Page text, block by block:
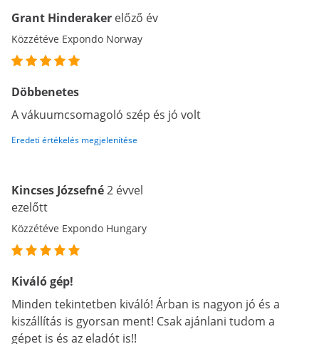
Grant Hinderaker előző év
Közzétéve Expondo Norway
Döbbenetes
A vákuumcsomagoló szép és jó volt
Eredeti értékelés megjelenítése
Kincses Józsefné2 évvel
ezelőtt
Közzétéve Expondo Hungary
Kiváló gép!
Minden tekintetben kiváló! Árban is nagyon jó és a
kiszállítás is gyorsan ment! Csak ajánlani tudom a
gépet is és az eladót is!!